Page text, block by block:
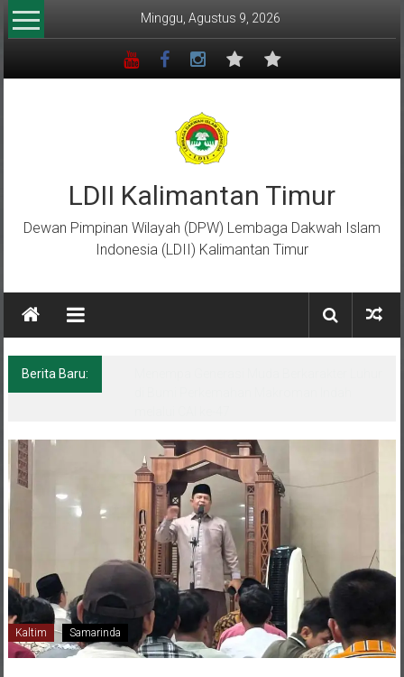
Lompat
ke
Minggu, Agustus 9, 2026
LDII Kalimantan Timur
Dewan Pimpinan Wilayah (DPW) Lembaga Dakwah Islam
Indonesia (LDII) Kalimantan Timur
Berita Baru:
Kaltim Samarinda